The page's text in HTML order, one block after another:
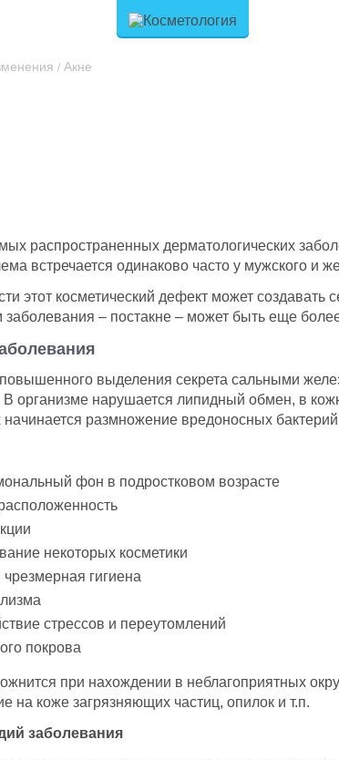
/ Акне
распространенных дерматологических
встречается одинаково часто у мужского и
этот косметический дефект может
– постакне – может быть еще
выделения секрета сальными
В организме нарушается липидный обмен, в
начинается размножение вредоносных
фон в подростковом возрасте
некоторых косметики
гигиена
стрессов и переутомлений
покрова
при нахождении в неблагоприятных
на коже загрязняющих частиц, опилок и т.п.
заболевания